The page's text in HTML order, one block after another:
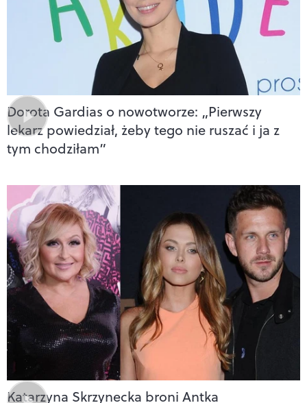
Dorota Gardias o nowotworze: „Pierwszy
lekarz powiedział, żeby tego nie ruszać i ja z
tym chodziłam”
Katarzyna Skrzynecka broni Antka